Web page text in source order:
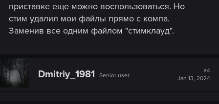
приставке еще можно воспользоваться. Но
стим удалил мои файлы прямо с компа.
Заменив все одним файлом "стимклауд".
Dmitriy_1981 Senior user
#4
Jan 13, 2024